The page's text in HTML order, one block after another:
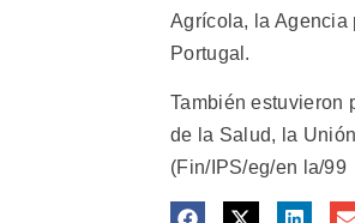
Agrícola, la Agencia
Portugal.
También estuvieron
de la Salud, la
(Fin/IPS/eg/en la/99